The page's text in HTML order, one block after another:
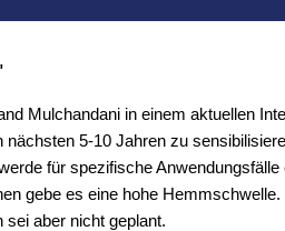
Mulchandani in einem aktuellen
5-10 Jahren zu
für spezifische
gebe es eine hohe
aber nicht geplant.